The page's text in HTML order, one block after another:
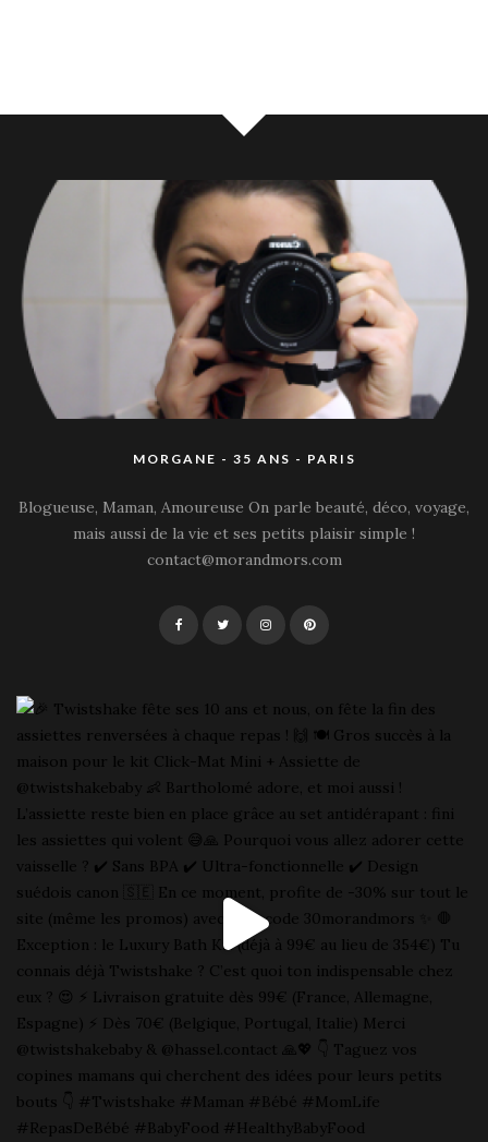
MORGANE - 35 ANS - PARIS
Blogueuse, Maman, Amoureuse On parle beauté, déco, voyage,
mais aussi de la vie et ses petits plaisir simple !
contact@morandmors.com